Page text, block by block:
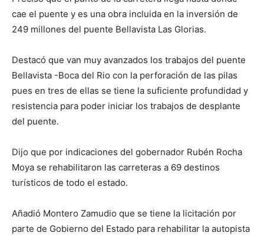
cae el puente y es una obra incluida en la inversión de
249 millones del puente Bellavista Las Glorias.
Destacó que van muy avanzados los trabajos del puente
Bellavista -Boca del Rio con la perforación de las pilas
pues en tres de ellas se tiene la suficiente profundidad y
resistencia para poder iniciar los trabajos de desplante
del puente.
Dijo que por indicaciones del gobernador Rubén Rocha
Moya se rehabilitaron las carreteras a 69 destinos
turísticos de todo el estado.
Añadió Montero Zamudio que se tiene la licitación por
parte de Gobierno del Estado para rehabilitar la autopista